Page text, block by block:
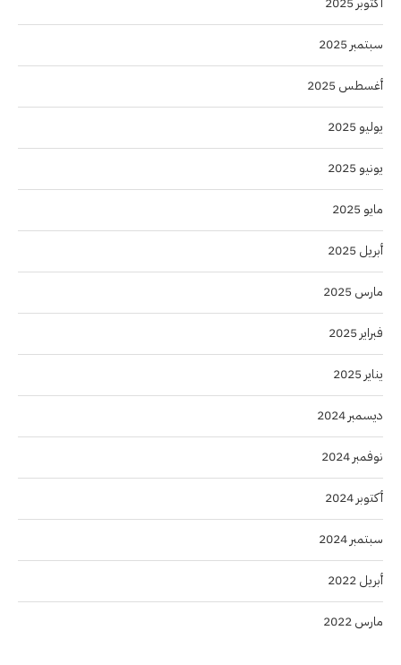
سبتمبر 2025
أغسطس 2025
يوليو 2025
يونيو 2025
مايو 2025
أبريل 2025
مارس 2025
فبراير 2025
يناير 2025
ديسمبر 2024
نوفمبر 2024
أكتوبر 2024
سبتمبر 2024
أبريل 2022
مارس 2022